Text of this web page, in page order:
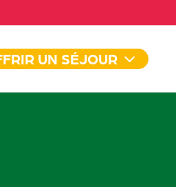
UN SÉJOUR